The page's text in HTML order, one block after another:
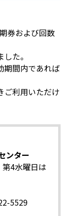
券および回数
た。
期間内であれば
ご利用いただけ
ンター
4水曜日は
5529